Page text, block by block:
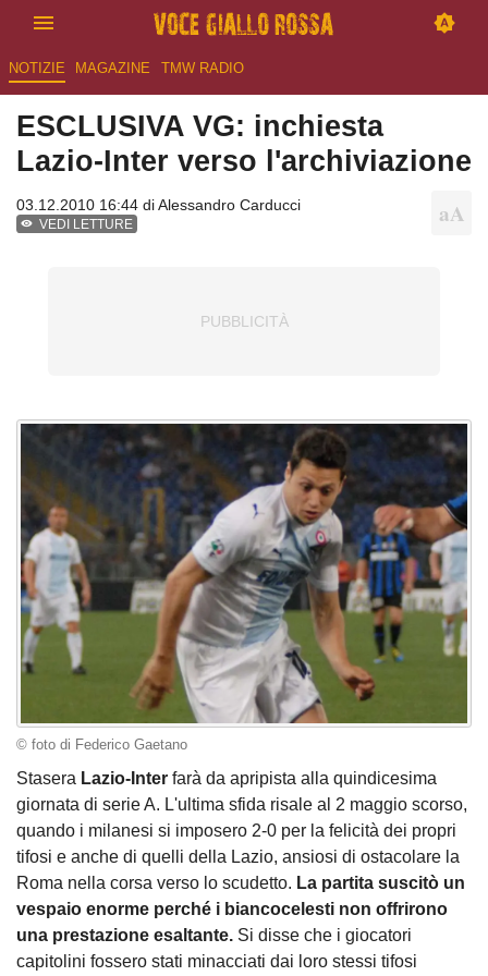
NOTIZIE MAGAZINE TMW RADIO
ESCLUSIVA VG: inchiesta
Lazio-Inter verso l'archiviazione
03.12.2010 16:44 diAlessandro Carducci
VEDI LETTURE
© foto di Federico Gaetano
Stasera Lazio-Inter farà da apripista alla quindicesima
giornata di serie A. L'ultima sfida risale al 2 maggio scorso,
quando i milanesi si imposero 2-0 per la felicità dei propri
tifosi e anche di quelli della Lazio, ansiosi di ostacolare la
Roma nella corsa verso lo scudetto. La partita suscitò un
vespaio enorme perché i biancocelesti non offrirono
una prestazione esaltante. Si disse che i giocatori
capitolini fossero stati minacciati dai loro stessi tifosi